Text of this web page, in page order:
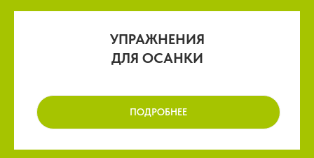
УПРАЖНЕНИЯ
ДЛЯ ОСАНКИ
ПОДРОБНЕЕ